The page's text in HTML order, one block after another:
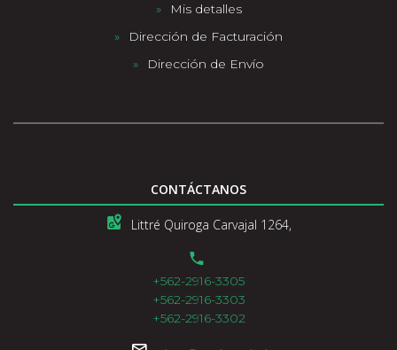
Mis detalles
Dirección de Facturación
Dirección de Envío
CONTÁCTANOS
Littré Quiroga Carvajal 1264,
+562-2916-3305
+562-2916-3303
+562-2916-3302